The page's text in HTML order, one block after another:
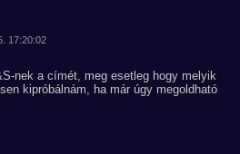
17:20:02
nek a címét, meg esetleg hogy melyik
kipróbálnám, ha már úgy megoldható